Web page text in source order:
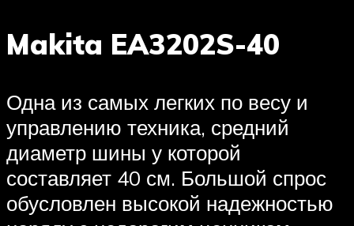
Makita EA3202S-40
Одна из самых легких по весу и
управлению техника, средний
диаметр шины у которой
составляет 40 см. Большой спрос
обусловлен высокой надежностью